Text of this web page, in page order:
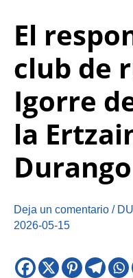
El
club de
Igorre
la
Durango
Deja un comentario /
2026-05-15